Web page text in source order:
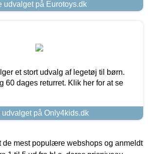
udvalget på Eurotoys.dk
et stort udvalg af legetøj til børn.
60 dages returret. Klik her for at se
udvalget på Only4kids.dk
de mest populære webshops og anmeldt